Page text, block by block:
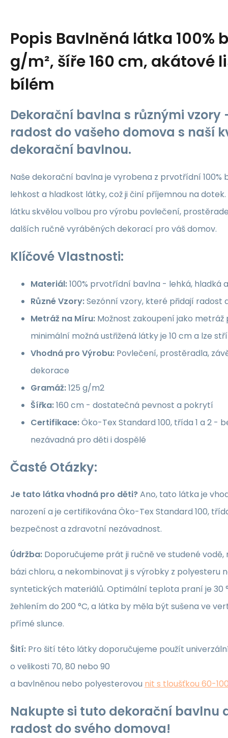
Popis Bavlněná látka 100%
g/m², šíře 160 cm, akátové
bílém
Dekorační bavlna s různými vzory
radost do vašeho domova s naší
dekorační bavlnou.
Naše dekorační bavlna je vyrobena z prvotřídní 100%
lehkost a hladkost látky, což ji činí příjemnou na
látku skvělou volbou pro výrobu povlečení,
dalších ručně vyráběných dekorací pro váš domov.
Klíčové Vlastnosti:
Materiál:100% prvotřídní bavlna - lehká, hladká
Různé Vzory:Sezónní vzory, které přidají radost
Metráž na Míru: Možnost zakoupení jako
minimální možná ustřižená látky je 10 cm a lze
Vhodná pro Výrobu: Povlečení, prostěradla,
dekorace
Gramáž:125 g/m2
Šířka:160 cm - dostatečná pevnost a pokrytí
Certifikace:Öko-Tex Standard 100, třída 1 a 2 -
nezávadná pro děti i dospělé
Časté Otázky:
Je tato látka vhodná pro děti?Ano, tato látka je
narození a je certifikována Öko-Tex Standard 100,
bezpečnost a zdravotní nezávadnost.
Údržba: Doporučujeme prát ji ručně ve studené
bázi chloru, a nekombinovat ji s výrobky z polyesteru
syntetických materiálů. Optimální teplota praní je 30
žehlením do 200 °C, a látka by měla být sušena ve
přímé slunce.
Šití: Pro šití této látky doporučujeme použít
o velikosti 70, 80 nebo 90
a bavlněnou nebo polyesterovou nit s tloušťkou 60-
Nakupte si tuto dekorační bavlnu
radost do svého domova!